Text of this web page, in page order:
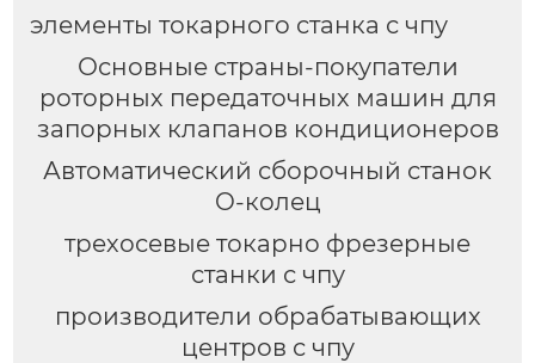
элементы токарного станка с чпу
Основные страны-покупатели
роторных передаточных машин для
запорных клапанов кондиционеров
Автоматический сборочный станок
O-колец
трехосевые токарно фрезерные
станки с чпу
производители обрабатывающих
центров с чпу